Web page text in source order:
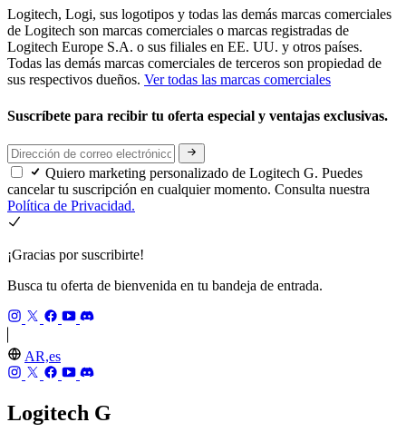
Logitech, Logi, sus logotipos y todas las demás marcas comerciales
de Logitech son marcas comerciales o marcas registradas de
Logitech Europe S.A. o sus filiales en EE. UU. y otros países.
Todas las demás marcas comerciales de terceros son propiedad de
sus respectivos dueños. Ver todas las marcas comerciales
Suscríbete para recibir tu oferta especial y ventajas exclusivas.
Quiero marketing personalizado de Logitech G. Puedes
cancelar tu suscripción en cualquier momento. Consulta nuestra
Política de Privacidad.
¡Gracias por suscribirte!
Busca tu oferta de bienvenida en tu bandeja de entrada.
AR,es
Logitech G